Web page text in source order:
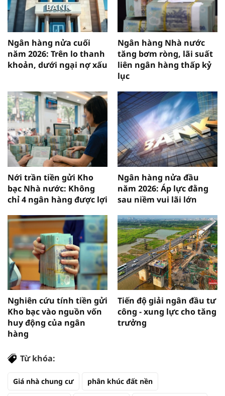
Ngân hàng nửa cuối
năm 2026: Trên lo thanh
khoản, dưới ngại nợ xấu
Ngân hàng Nhà nước
tăng bơm ròng, lãi suất
liên ngân hàng thấp kỷ
lục
Nới trần tiền gửi Kho
bạc Nhà nước: Không
chỉ 4 ngân hàng được lợi
Ngân hàng nửa đầu
năm 2026: Áp lực đằng
sau niềm vui lãi lớn
Nghiên cứu tính tiền gửi
Kho bạc vào nguồn vốn
huy động của ngân
hàng
Tiến độ giải ngân đầu tư
công - xung lực cho tăng
trưởng
Từ khóa:
Giá nhà chung cư phân khúc đất nền